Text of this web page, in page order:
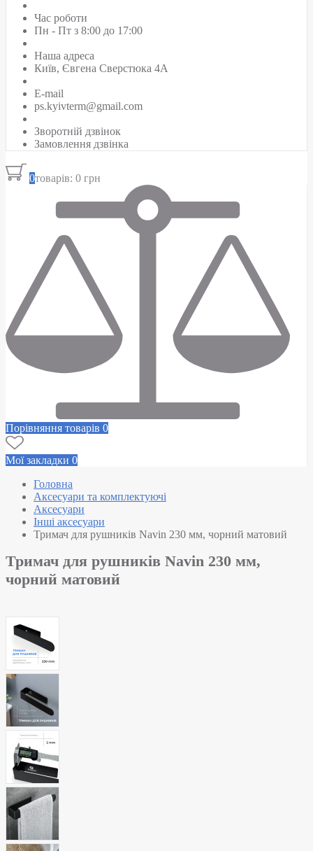
Час роботи
Пн - Пт з 8:00 до 17:00
Наша адреса
Київ, Євгена Сверстюка 4А
E-mail
ps.kyivterm@gmail.com
Зворотній дзвінок
Замовлення дзвінка
0товарів: 0 грн
Порівняння товарів 0
Мої закладки 0
Головна
Аксесуари та комплектуючі
Аксесуари
Інші аксесуари
Тримач для рушників Navin 230 мм, чорний матовий
Тримач для рушників Navin 230 мм,
чорний матовий